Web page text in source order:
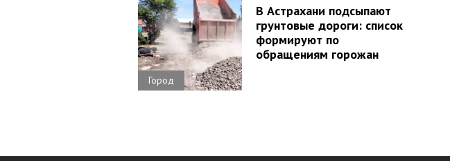
Город
В Астрахани подсыпают
грунтовые дороги: список
формируют по
обращениям горожан